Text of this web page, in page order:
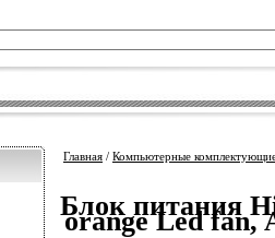
Главная / Компьютерные
Блок питания
orange Led fan,